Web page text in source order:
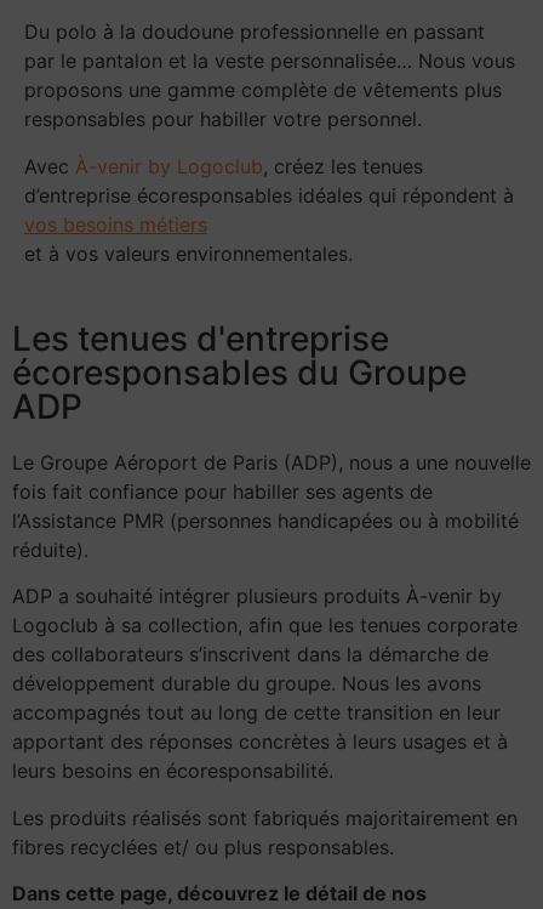
Du polo à la doudoune professionnelle en passant
par le pantalon et la veste personnalisée… Nous vous
proposons une gamme complète de vêtements plus
responsables pour habiller votre personnel.
Avec À-venir by Logoclub, créez les tenues
d’entreprise écoresponsables idéales qui répondent à
vos besoins métiers
et à vos valeurs environnementales.
Les tenues d'entreprise
écoresponsables du Groupe
ADP
Le Groupe Aéroport de Paris (ADP), nous a une nouvelle
fois fait confiance pour habiller ses agents de
l’Assistance PMR (personnes handicapées ou à mobilité
réduite).
ADP a souhaité intégrer plusieurs produits À-venir by
Logoclub à sa collection, afin que les tenues corporate
des collaborateurs s’inscrivent dans la démarche de
développement durable du groupe. Nous les avons
accompagnés tout au long de cette transition en leur
apportant des réponses concrètes à leurs usages et à
leurs besoins en écoresponsabilité.
Les produits réalisés sont fabriqués majoritairement en
fibres recyclées et/ ou plus responsables.
Dans cette page, découvrez le détail de nos